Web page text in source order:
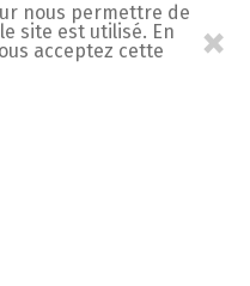
nous permettre de
site est utilisé. En
acceptez cette
×